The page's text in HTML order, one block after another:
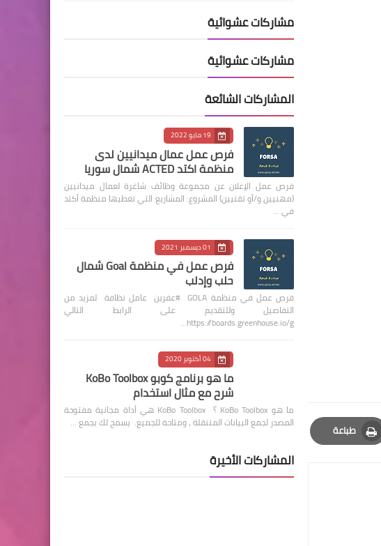
طباعة
Print
مشاركات عشوائية
مشاركات عشوائية
المشاركات الشائعة
19 مايو 2022
فرص عمل عمال ميدانيين لدى
منظمة اكتد ACTED شمال سوريا
فرص عمل الإعلان عن مجموعة وظائف شاغرة لعمال ميدانيين
(مهنيين و/أو تقنيين) المشروع: المشاريع التي تغطيها منظمة أكتد
في …
01 ديسمبر 2021
فرص عمل في منظمة Goal شمال
حلب وإدلب
فرص عمل في منظمة GOLA #عفرين عامل نظافة لمزيد من
التفاصيل وللتقديم على الرابط التالي
https://boards.greenhouse.io/g…
04 أكتوبر 2020
ما هو برنامج كوبو KoBo Toolbox
شرح مع مثال استخدام
ما هو KoBo Toolbox ؟ KoBo Toolbox هي أداة مجانية مفتوحة
المصدر لجمع البيانات المتنقلة ، ومتاحة للجميع. يسمح لك بجمع …
المشاركات الأخيرة